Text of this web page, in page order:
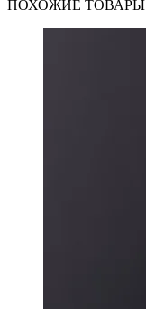
ПОХОЖИЕ ТОВАРЫ